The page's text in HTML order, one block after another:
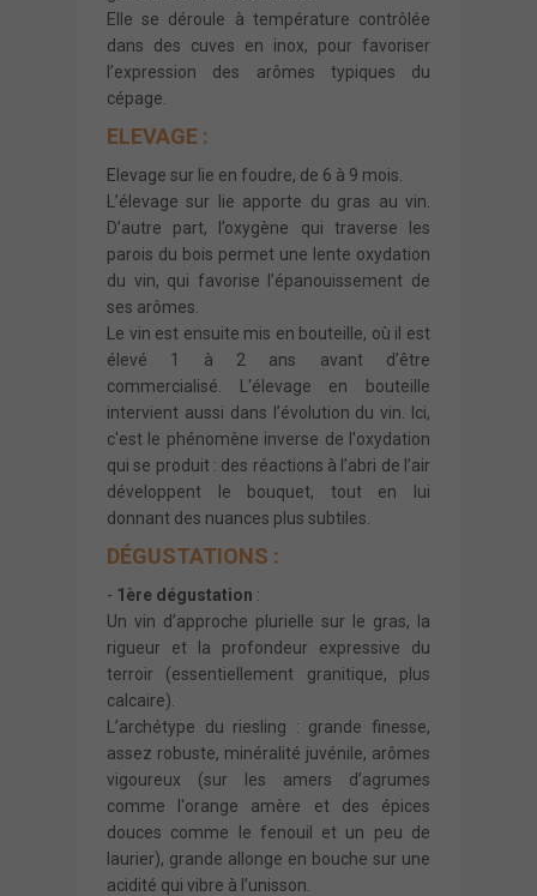
Elle se déroule à température contrôlée
dans des cuves en inox, pour favoriser
l’expression des arômes typiques du
cépage.
ELEVAGE :
Elevage sur lie en foudre, de 6 à 9 mois.
L’élevage sur lie apporte du gras au vin.
D’autre part, l’oxygène qui traverse les
parois du bois permet une lente oxydation
du vin, qui favorise l’épanouissement de
ses arômes.
Le vin est ensuite mis en bouteille, où il est
élevé 1 à 2 ans avant d’être
commercialisé. L'élevage en bouteille
intervient aussi dans l’évolution du vin. Ici,
c'est le phénomène inverse de l'oxydation
qui se produit : des réactions à l’abri de l’air
développent le bouquet, tout en lui
donnant des nuances plus subtiles.
DÉGUSTATIONS :
- 1ère dégustation :
Un vin d’approche plurielle sur le gras, la
rigueur et la profondeur expressive du
terroir (essentiellement granitique, plus
calcaire).
L’archétype du riesling : grande finesse,
assez robuste, minéralité juvénile, arômes
vigoureux (sur les amers d’agrumes
comme l'orange amère et des épices
douces comme le fenouil et un peu de
laurier), grande allonge en bouche sur une
acidité qui vibre à l’unisson.